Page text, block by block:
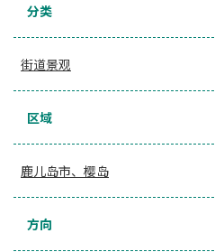
分类
街道景观
区域
鹿儿岛市、樱岛
方向